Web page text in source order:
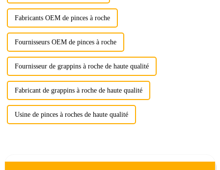
Fabricants OEM de pinces à roche
Fournisseurs OEM de pinces à roche
Fournisseur de grappins à roche de haute qualité
Fabricant de grappins à roche de haute qualité
Usine de pinces à roches de haute qualité